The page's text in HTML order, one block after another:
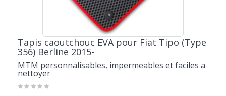
Tapis caoutchouc EVA pour Fiat Tipo (Type
356) Berline 2015-
MTM personnalisables, impermeables et faciles a
nettoyer